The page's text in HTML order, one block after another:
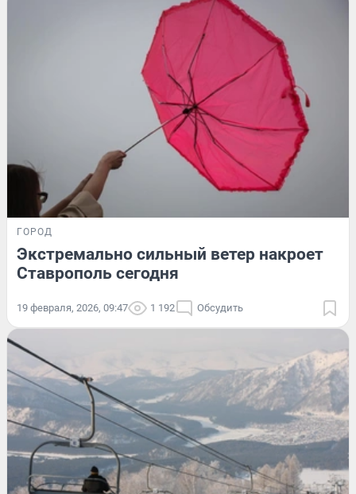
ГОРОД
Экстремально сильный ветер накроет
Ставрополь сегодня
19 февраля, 2026, 09:47 1 192 Обсудить